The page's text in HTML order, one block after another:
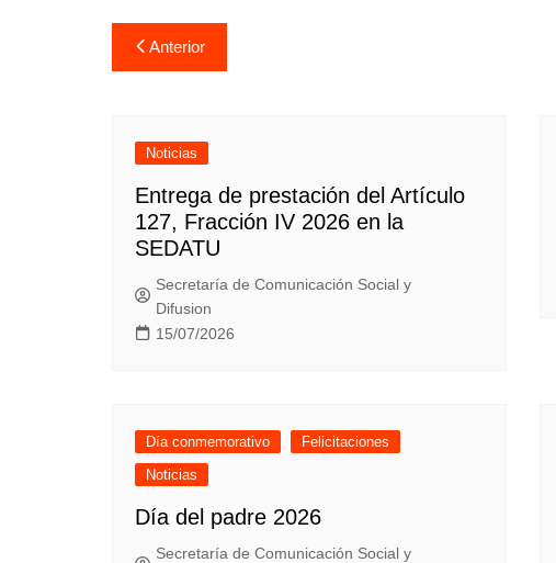
Navegación
de
Anterior
Noticias
Entrega de prestación del Artículo
127, Fracción IV 2026 en la
SEDATU
Secretaría de Comunicación Social y
Difusion
15/07/2026
Día conmemorativo
Felicitaciones
Noticias
Día del padre 2026
Secretaría de Comunicación Social y